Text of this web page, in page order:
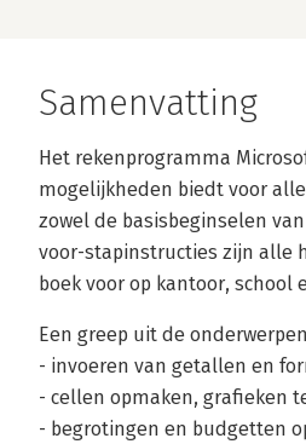
Samenvatting
Het rekenprogramma
mogelijkheden biedt voor
zowel de basisbeginselen
voor-stapinstructies zijn alle
boek voor op kantoor, school
Een greep uit de
- invoeren van getallen en
- cellen opmaken, grafieken
- begrotingen en budgetten